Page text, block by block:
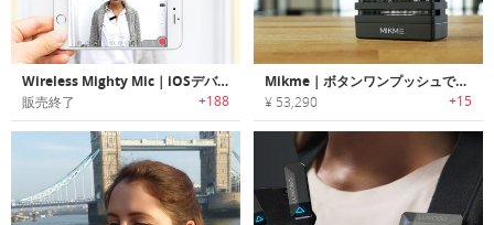
Wireless Mighty Mic｜iOSデバイス専用ワイヤレスマイク「マイティーマイク」
販売終了 +188
Mikme｜ボタンワンプッシュでスタジオ品質レコーディング可能なワイヤレスレコーダー「マイクミー」
¥ 53,290 +15